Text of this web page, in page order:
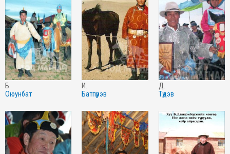
б.
оюунбат
и.
батпүрэв
д.
түдэв